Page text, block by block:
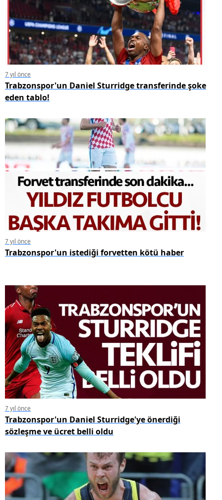
7 yıl önce
Trabzonspor'un Daniel Sturridge transferinde şoke
eden tablo!
7 yıl önce
Trabzonspor'un istediği forvetten kötü haber
7 yıl önce
Trabzonspor'un Daniel Sturridge'ye önerdiği
sözleşme ve ücret belli oldu